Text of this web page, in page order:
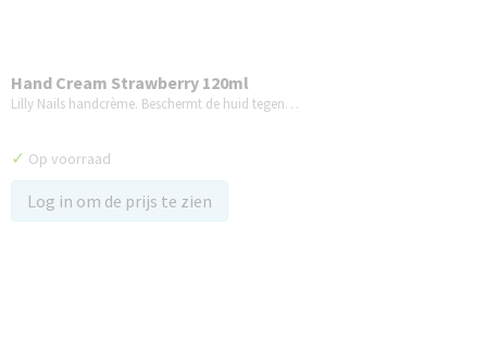
Hand Cream Strawberry 120ml
Lilly Nails handcrème. Beschermt de huid tegen…
✓ Op voorraad
Log in om de prijs te zien